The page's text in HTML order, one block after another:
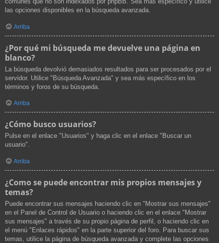
las opciones disponibles en la búsqueda avanzada.
Arriba
¿Por qué mi búsqueda me devuelve una página en
blanco?
La búsqueda devolvió demasiados resultados para ser procesados por el
servidor. Utilice "Búsqueda Avanzada" y sea más específico en los
términos y foros de su búsqueda.
Arriba
¿Cómo busco usuarios?
Pulse en el enlace "Usuarios" y haga clic en el enlace "Buscar un
usuario".
Arriba
¿Como se puede encontrar mis propios mensajes y
temas?
Puede encontrar sus mensajes haciendo clic en "Mostrar sus mensajes"
en el Panel de Control de Usuario o haciendo clic en el enlace "Mostrar
sus mensajes" a través de su propio página de perfil, o haciendo clic en
el menú "Enlaces rápidos" en la parte superior del foro. Para buscar sus
temas, utilice la página de búsqueda avanzada y complete las opciones